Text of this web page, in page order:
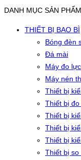
DANH MỤC SẢN PHẨM
THIẾT BỊ BAO BÌ
Bóng đèn
Đá mài
Máy đo
Máy nén
Thiết bị
Thiết bị
Thiết bị
Thiết bị
Thiết bị
Thiết bị so